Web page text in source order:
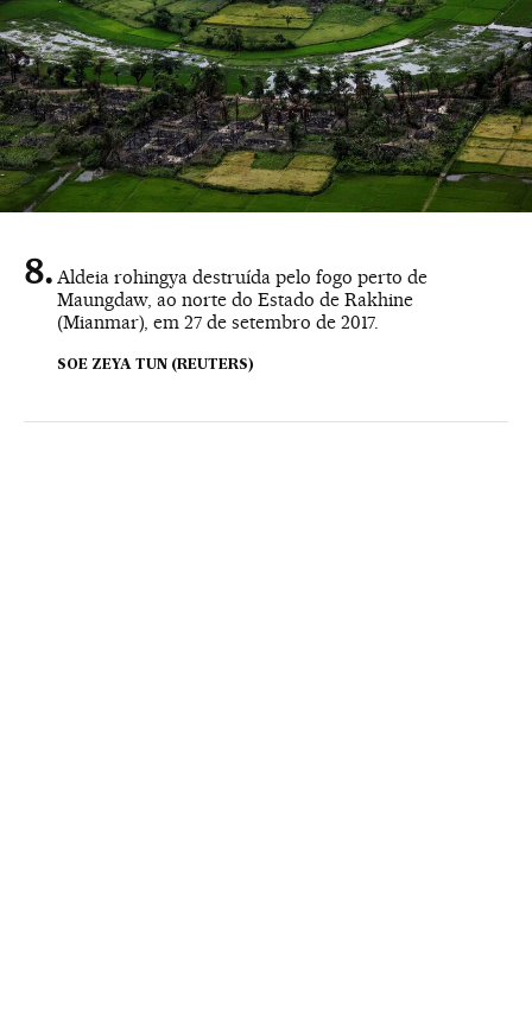
Aldeia rohingya destruída pelo fogo perto de
Maungdaw, ao norte do Estado de Rakhine
(Mianmar), em 27 de setembro de 2017.
SOE ZEYA TUN (REUTERS)